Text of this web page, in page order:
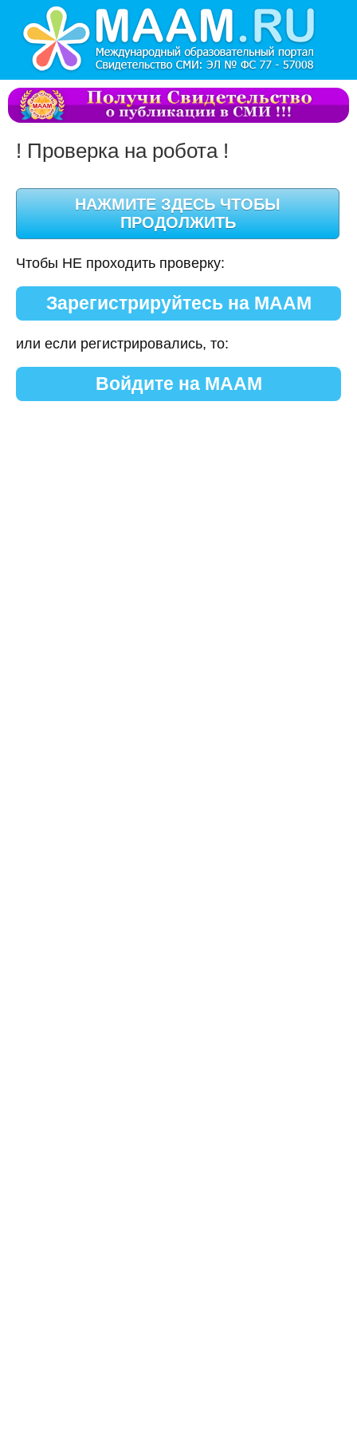
! Проверка на робота !
Чтобы НЕ проходить проверку:
Зарегистрируйтесь на МААМ
или если регистрировались, то:
Войдите на МААМ